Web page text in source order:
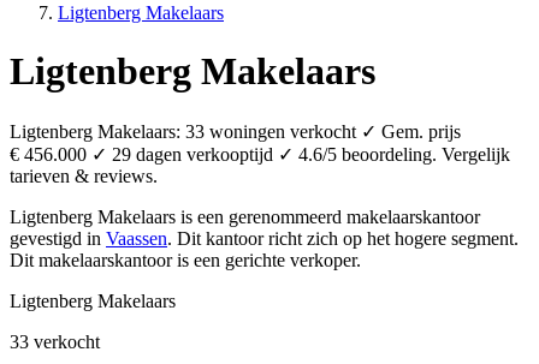
Ligtenberg Makelaars
Ligtenberg Makelaars
Ligtenberg Makelaars: 33 woningen verkocht ✓ Gem. prijs
€ 456.000 ✓ 29 dagen verkooptijd ✓ 4.6/5 beoordeling. Vergelijk
tarieven & reviews.
Ligtenberg Makelaars is een gerenommeerd makelaarskantoor
gevestigd in Vaassen. Dit kantoor richt zich op het hogere segment.
Dit makelaarskantoor is een gerichte verkoper.
Ligtenberg Makelaars
33 verkocht